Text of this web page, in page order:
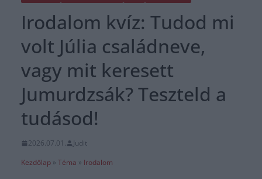
Irodalom kvíz: Tudod mi
volt Júlia családneve,
vagy mit keresett
Jumurdzsák? Teszteld a
tudásod!
2026.07.01.
Judit
Kezdőlap » Téma » Irodalom